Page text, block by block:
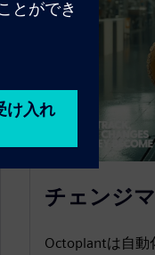
チェンジ
Octoplantは自動